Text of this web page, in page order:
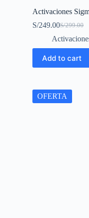
Activaciones
S/299.00
Original
price
was:
S/299.00.
S/249.00Current
price
is:
S/249.00.
Add to cart
OFERTA